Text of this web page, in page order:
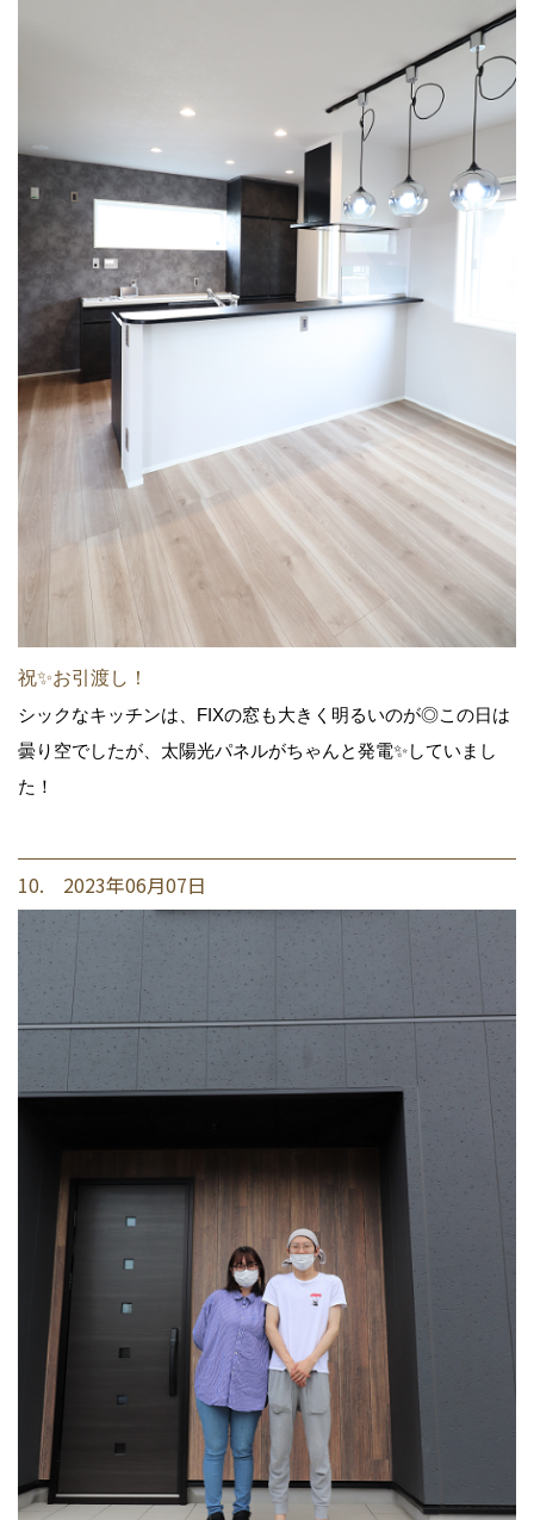
祝✨お引渡し！
シックなキッチンは、FIXの窓も大きく明るいのが◎この日は
曇り空でしたが、太陽光パネルがちゃんと発電✨していまし
た！
10. 2023年06月07日